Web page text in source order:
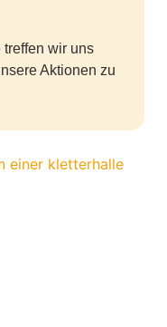
treffen wir uns
Aktionen zu